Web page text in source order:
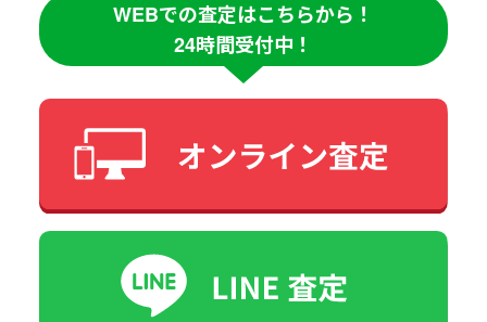
WEBでの査定はこちらから！
24時間受付中！